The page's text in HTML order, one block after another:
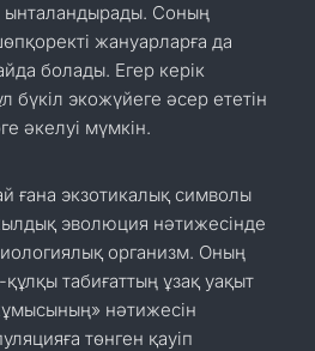
ынталандырады. Соның
жануарларға да
болады. Егер керік
бүкіл экожүйеге әсер ететін
әкелуі мүмкін.
ғана экзотикалық символы
эволюция нәтижесінде
организм. Оның
табиғаттың ұзақ уақыт
нәтижесін
төнген қауіп